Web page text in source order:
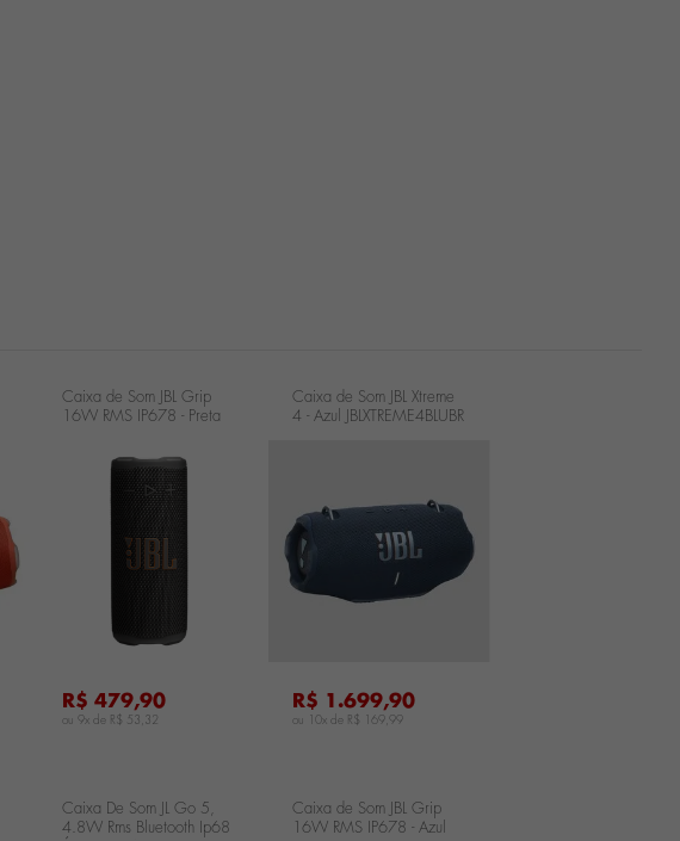
Caixa de Som JBL Grip
16W RMS IP678 - Preta
R$ 479,90
ou 9x de R$ 53,32
Caixa de Som JBL Xtreme
4 - Azul JBLXTREME4BLUBR
R$ 1.699,90
ou 10x de R$ 169,99
Caixa De Som JL Go 5,
4.8W Rms Bluetooth Ip68
Caixa de Som JBL Grip
16W RMS IP678 - Azul